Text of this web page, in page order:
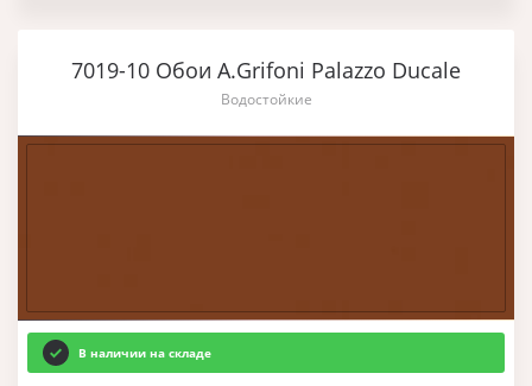
7019-10 Обои A.Grifoni Palazzo Ducale
Водостойкие
В наличии на складе